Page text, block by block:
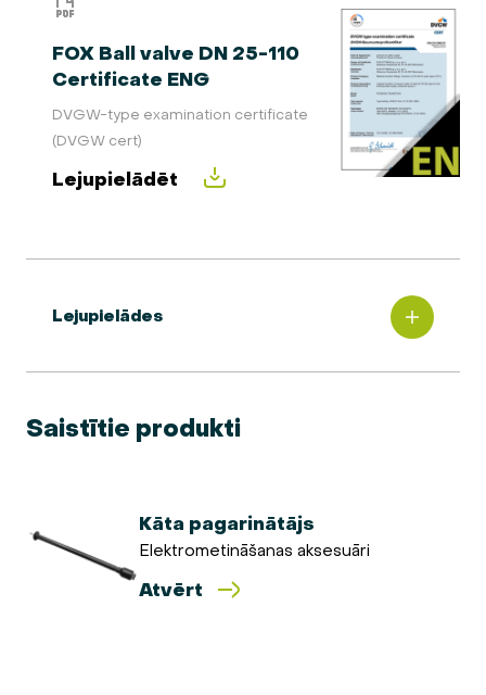
FOX Ball valve DN 25-110
Certificate ENG
DVGW-type examination certificate
(DVGW cert)
Lejupielādēt
Lejupielādes
Saistītie produkti
Kāta pagarinātājs
Elektrometināšanas aksesuāri
Atvērt